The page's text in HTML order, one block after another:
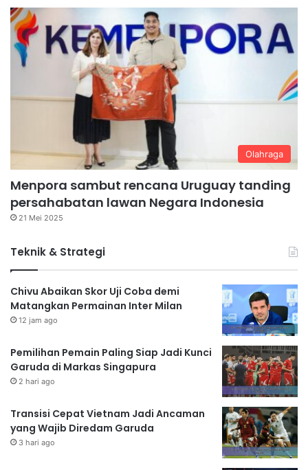
Olahraga
Menpora sambut rencana Uruguay tanding
persahabatan lawan Negara Indonesia
21 Mei 2025
Teknik & Strategi
Chivu Abaikan Skor Uji Coba demi
Matangkan Permainan Inter Milan
12 jam ago
Pemilihan Pemain Paling Siap Jadi Kunci
Garuda di Markas Singapura
2 hari ago
Transisi Cepat Vietnam Jadi Ancaman
yang Wajib Diredam Garuda
3 hari ago